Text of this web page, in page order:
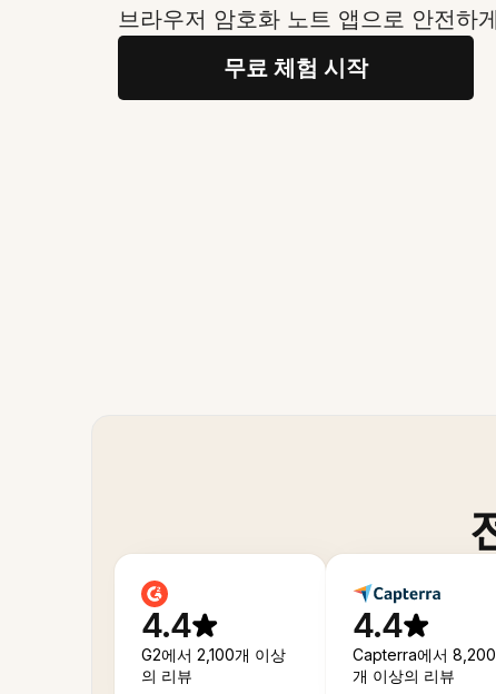
브라우저 암호화 노트 앱으로 안전하
무료 체험 시작
4.4
G2에서 2,100개 이상
의 리뷰
4.4
Capterra에서 8,200
개 이상의 리뷰